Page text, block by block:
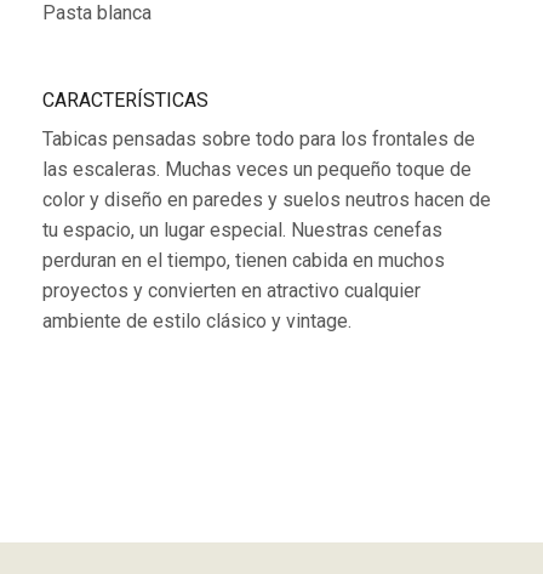
Pasta blanca
CARACTERÍSTICAS
Tabicas pensadas sobre todo para los frontales de
las escaleras. Muchas veces un pequeño toque de
color y diseño en paredes y suelos neutros hacen de
tu espacio, un lugar especial. Nuestras cenefas
perduran en el tiempo, tienen cabida en muchos
proyectos y convierten en atractivo cualquier
ambiente de estilo clásico y vintage.